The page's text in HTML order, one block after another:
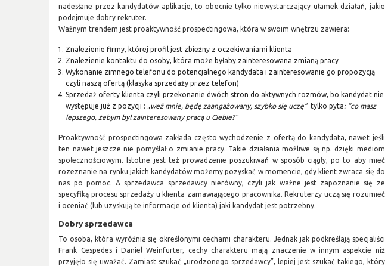
nadesłane przez kandydatów aplikacje, to obecnie tylko niewystarczający ułamek działań, jakie
podejmuje dobry rekruter.
Ważnym trendem jest proaktywność prospectingowa, która w swoim wnętrzu zawiera:
Znalezienie firmy, której profil jest zbieżny z oczekiwaniami klienta
Znalezienie kontaktu do osoby, która może byłaby zainteresowana zmianą pracy
Wykonanie zimnego telefonu do potencjalnego kandydata i zainteresowanie go propozycją
czyli naszą ofertą (klasyka sprzedaży przez telefon)
Sprzedaż oferty klienta czyli przekonanie dwóch stron do aktywnych rozmów, bo kandydat nie
występuje już z pozycji : „weź mnie, będę zaangażowany, szybko się uczę”tylko pyta: “co masz
lepszego, żebym był zainteresowany pracą u Ciebie?”
Proaktywność prospectingowa zakłada często wychodzenie z ofertą do kandydata, nawet jeśli
ten nawet jeszcze nie pomyślał o zmianie pracy. Takie działania możliwe są np. dzięki mediom
społecznościowym. Istotne jest też prowadzenie poszukiwań w sposób ciągły, po to aby mieć
rozeznanie na rynku jakich kandydatów możemy pozyskać w momencie, gdy klient zwraca się do
nas po pomoc. A sprzedawca sprzedawcy nierówny, czyli jak ważne jest zapoznanie się ze
specyfiką procesu sprzedaży u klienta zamawiającego pracownika. Rekruterzy uczą się rozumieć
i oceniać (lub uzyskują te informacje od klienta) jaki kandydat jest potrzebny.
Dobry sprzedawca
To osoba, która wyróżnia się określonymi cechami charakteru. Jednak jak podkreślają specjaliści
Frank Cespedes i Daniel Weinfurter, cechy charakteru mają znaczenie w innym aspekcie niż
przyjęło się uważać. Zamiast szukać „urodzonego sprzedawcy”, lepiej jest szukać takiego, który